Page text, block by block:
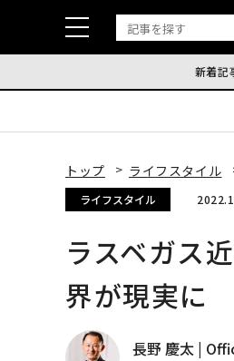
新着記
トップ ライフスタイル
ライフスタイル
ラスベガス
界が現実に
長野 慶太 |